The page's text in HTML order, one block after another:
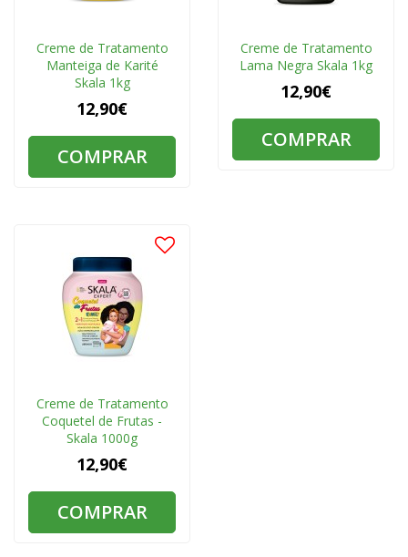
Creme de Tratamento
Manteiga de Karité
Skala 1kg
12,90€
COMPRAR
Creme de Tratamento
Lama Negra Skala 1kg
12,90€
COMPRAR
Creme de Tratamento
Coquetel de Frutas -
Skala 1000g
12,90€
COMPRAR